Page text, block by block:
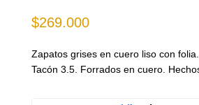
$269.000
Zapatos grises en cuero liso con
Tacón 3.5. Forrados en cuero.